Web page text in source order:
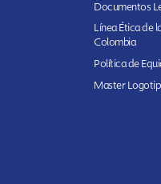
Documentos
Línea Ética de
Colombia
Política de
Master